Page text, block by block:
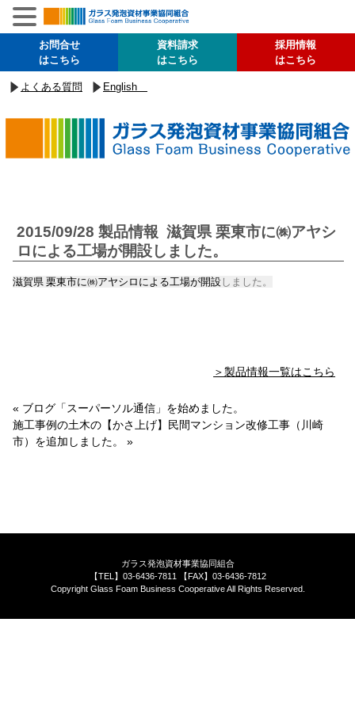
お問合せ
はこちら
資料請求
はこちら
採用情報
はこちら
よくある質問 English
2015/09/28 製品情報 滋賀県 栗東市に㈱アヤシ
ロによる工場が開設しました。
滋賀県 栗東市に㈱アヤシロによる工場が開設 しました。
＞製品情報一覧はこちら
« ブログ「スーパーソル通信」を始めました。
施工事例の土木の【かさ上げ】民間マンション改修工事（川崎
市）を追加しました。 »
ガラス発泡資材事業協同組合
【TEL】03-6436-7811 【FAX】03-6436-7812
Copyright Glass Foam Business Cooperative All Rights Reserved.